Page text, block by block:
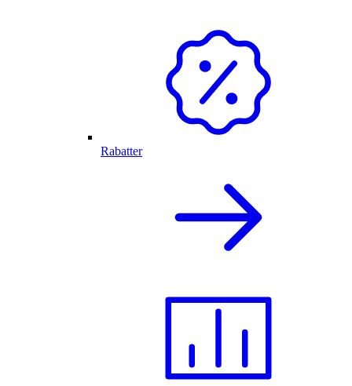
Rabatter